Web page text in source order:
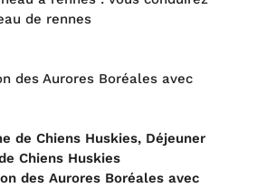
de rennes
des Aurores Boréales avec
de Chiens Huskies, Déjeuner
Chiens Huskies
des Aurores Boréales avec